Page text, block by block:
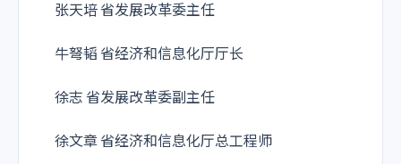
张天培 省发展改革委主任
牛弩韬 省经济和信息化厅厅长
徐志 省发展改革委副主任
徐文章 省经济和信息化厅总工程师